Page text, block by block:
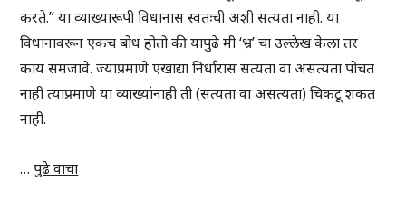
करते.” या व्याख्यारूपी विधानास स्वतःची अशी सत्यता नाही. या
विधानावरून एकच बोध होतो की यापुढे मी ‘भ्र’ चा उल्लेख केला तर
काय समजावे. ज्याप्रमाणे एखाद्या निर्धारास सत्यता वा असत्यता पोचत
नाही त्याप्रमाणे या व्याख्यांनाही ती (सत्यता वा असत्यता) चिकटू शकत
नाही.
…पुढे वाचा